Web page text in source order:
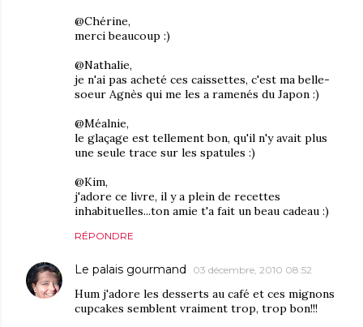
@Chérine,
merci beaucoup :)
@Nathalie,
je n'ai pas acheté ces caissettes, c'est ma belle-
soeur Agnès qui me les a ramenés du Japon :)
@Méalnie,
le glaçage est tellement bon, qu'il n'y avait plus
une seule trace sur les spatules :)
@Kim,
j'adore ce livre, il y a plein de recettes
inhabituelles...ton amie t'a fait un beau cadeau :)
RÉPONDRE
Le palais gourmand 03 décembre, 2010 08:52
Hum j'adore les desserts au café et ces mignons
cupcakes semblent vraiment trop, trop bon!!!